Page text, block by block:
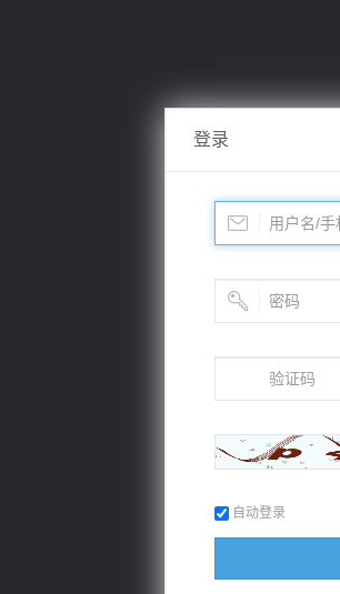
登录
自动登录